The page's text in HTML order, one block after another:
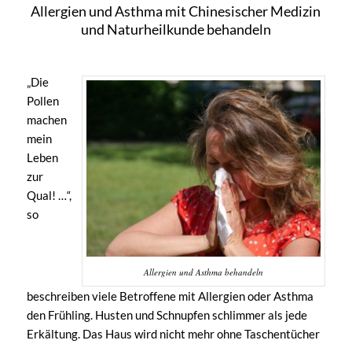
Allergien und Asthma mit Chinesischer Medizin
und Naturheilkunde behandeln
Allergien und Asthma behandeln
„Die
Pollen
machen
mein
Leben
zur
Qual! …“,
so
beschreiben viele Betroffene mit Allergien oder Asthma
den Frühling. Husten und Schnupfen schlimmer als jede
Erkältung. Das Haus wird nicht mehr ohne Taschentücher